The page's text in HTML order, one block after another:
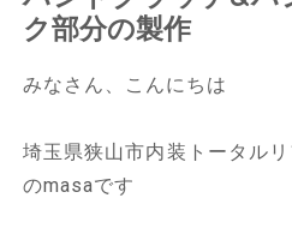
ク部分の製作
みなさん、こんにちは
埼玉県狭山市内装トータル
のmasaです